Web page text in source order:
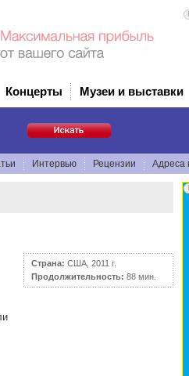
Концерты Музеи и выставки
Интервью Рецензии Адреса
Страна: США, 2011 г.
Продолжительность: 88 мин.